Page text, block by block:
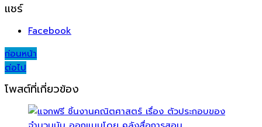
แชร์
Facebook
Post
navigation
ก่อนหน้า
ต่อไป
โพสต์ที่เกี่ยวข้อง